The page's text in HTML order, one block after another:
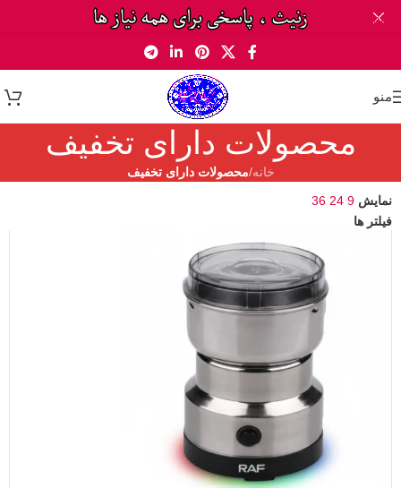
Skip to navigation
منو
محصولات دارای تخفیف
خانه/محصولات دارای تخفیف
نمایش 9
24
36
فیلتر ها